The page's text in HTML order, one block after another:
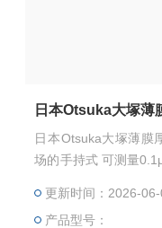
日本Otsuka大塚薄
日本Otsuka大塚薄膜厚度
场的手持式 可测量
更新时间：2026-06-
产品型号：